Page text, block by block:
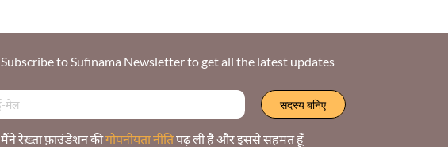
Subscribe to Sufinama Newsletter to get all the latest updates
मैंने रेख़्ता फ़ाउंडेशन कीगोपनीयता नीतिपढ़ ली है और इससे सहमत हूँ